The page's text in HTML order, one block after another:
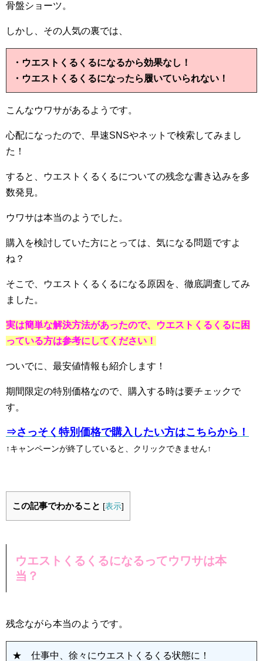
骨盤ショーツ。
しかし、その人気の裏では、
・ウエストくるくるになるから効果なし！
・ウエストくるくるになったら履いていられない！
こんなウワサがあるようです。
心配になったので、早速SNSやネットで検索してみまし
た！
すると、ウエストくるくるについての残念な書き込みを多
数発見。
ウワサは本当のようでした。
購入を検討していた方にとっては、気になる問題ですよ
ね？
そこで、ウエストくるくるになる原因を、徹底調査してみ
ました。
実は簡単な解決方法があったので、ウエストくるくるに困
っている方は参考にしてください！
ついでに、最安値情報も紹介します！
期間限定の特別価格なので、購入する時は要チェックで
す。
⇒さっそく特別価格で購入したい方はこちらから！
↑キャンペーンが終了していると、クリックできません↑
この記事でわかること [表示]
ウエストくるくるになるってウワサは本
当？
残念ながら本当のようです。
★ 仕事中、徐々にウエストくるくる状態に！